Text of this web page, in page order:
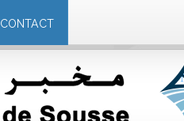
CONTACT